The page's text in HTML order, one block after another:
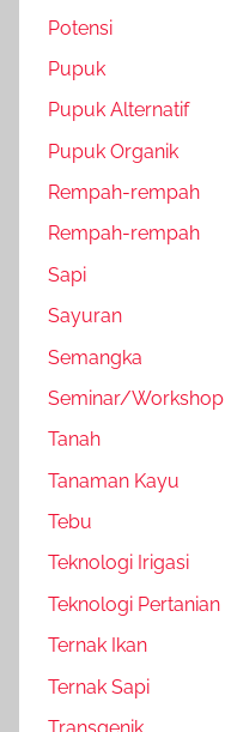
Potensi
Pupuk
Pupuk Alternatif
Pupuk Organik
Rempah-rempah
Rempah-rempah
Sapi
Sayuran
Semangka
Seminar/Workshop
Tanah
Tanaman Kayu
Tebu
Teknologi Irigasi
Teknologi Pertanian
Ternak Ikan
Ternak Sapi